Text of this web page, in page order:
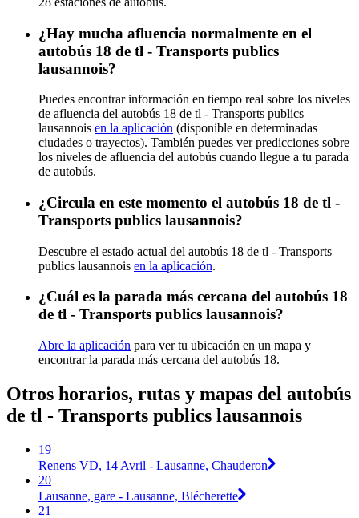
¿Hay mucha afluencia normalmente en el
autobús 18 de tl - Transports publics
lausannois?
Puedes encontrar información en tiempo real sobre los niveles
de afluencia del autobús 18 de tl - Transports publics
lausannois en la aplicación (disponible en determinadas
ciudades o trayectos). También puedes ver predicciones sobre
los niveles de afluencia del autobús cuando llegue a tu parada
de autobús.
¿Circula en este momento el autobús 18 de tl -
Transports publics lausannois?
Descubre el estado actual del autobús 18 de tl - Transports
publics lausannois en la aplicación.
¿Cuál es la parada más cercana del autobús 18
de tl - Transports publics lausannois?
Abre la aplicación para ver tu ubicación en un mapa y
encontrar la parada más cercana del autobús 18.
Otros horarios, rutas y mapas del autobús
de tl - Transports publics lausannois
19
Renens VD, 14 Avril - Lausanne, Chauderon
20
Lausanne, gare - Lausanne, Blécherette
21